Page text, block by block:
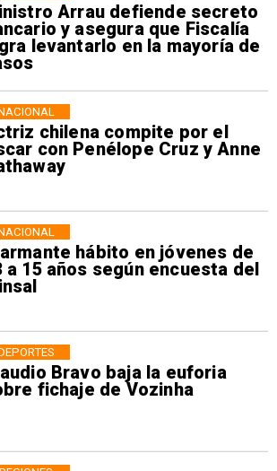
Arrau defiende secreto
y asegura que Fiscalía
levantarlo en la mayoría de
chilena compite por el
con Penélope Cruz y Anne
hábito en jóvenes de
a 15 años según encuesta del
Bravo baja la euforia
fichaje de Vozinha